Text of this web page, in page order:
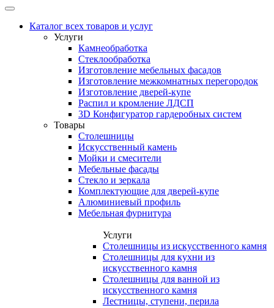
Каталог всех товаров и услуг
Услуги
Камнеобработка
Стеклообработка
Изготовление мебельных фасадов
Изготовление межкомнатных перегородок
Изготовление дверей-купе
Распил и кромление ЛДСП
3D Конфигуратор гардеробных систем
Товары
Столешницы
Искусственный камень
Мойки и смесители
Мебельные фасады
Стекло и зеркала
Комплектующие для дверей-купе
Алюминиевый профиль
Мебельная фурнитура
Услуги
Столешницы из искусственного камня
Столешницы для кухни из
искусственного камня
Столешницы для ванной из
искусственного камня
Лестницы, ступени, перила